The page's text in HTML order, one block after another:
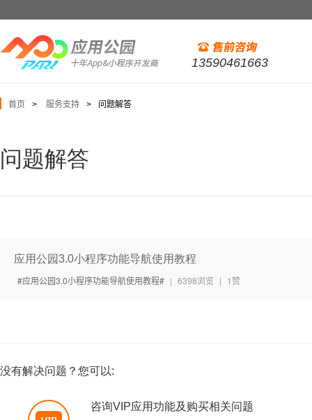
13590461663
首页 > 服务支持 > 问题解答
问题解答
应用公园3.0小程序功能导航使用教程
应用公园3.0小程序功能导航使用教程
| 6398浏览 | 1赞
没有解决问题？您可以:
咨询VIP应用功能及购买相关问题